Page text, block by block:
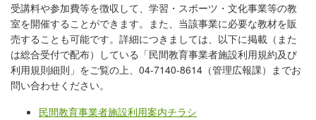
受講料や参加費等を徴収して、学習・スポーツ・文化事業等の教
室を開催することができます。また、当該事業に必要な教材を販
売することも可能です。詳細につきましては、以下に掲載（また
は総合受付で配布）している「民間教育事業者施設利用規約及び
利用規則細則」をご覧の上、04-7140-8614（管理広報課）までお
問い合わせください。
民間教育事業者施設利用案内チラシ